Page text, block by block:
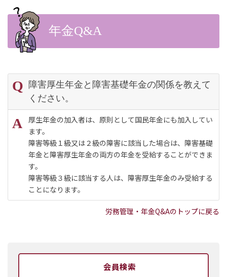
年金Q&A
障害厚生年金と障害基礎年金の関係を教えて
ください。
厚生年金の加入者は、原則として国民年金にも加入してい
ます。
障害等級１級又は２級の障害に該当した場合は、障害基礎
年金と障害厚生年金の両方の年金を受給することができま
す。
障害等級３級に該当する人は、障害厚生年金のみ受給する
ことになります。
労務管理・年金Q&Aのトップに戻る
会員検索